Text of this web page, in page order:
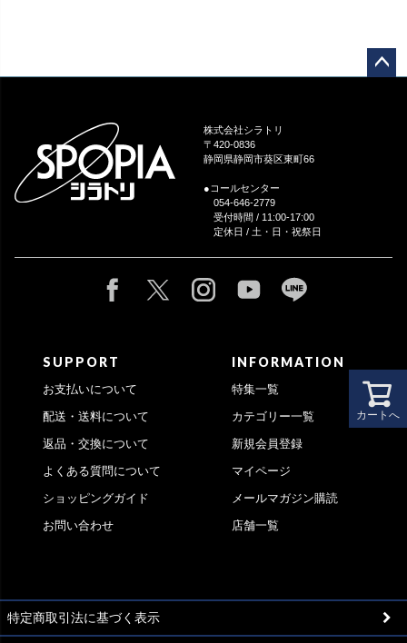
カートへ
株式会社シラトリ
〒420-0836
静岡県静岡市葵区東町66
●コールセンター
054-646-2779
受付時間 / 11:00-17:00
定休日 / 土・日・祝祭日
SUPPORT
お支払いについて
配送・送料について
返品・交換について
よくある質問について
ショッピングガイド
お問い合わせ
INFORMATION
特集一覧
カテゴリー一覧
新規会員登録
マイページ
メールマガジン購読
店舗一覧
特定商取引法に基づく表示